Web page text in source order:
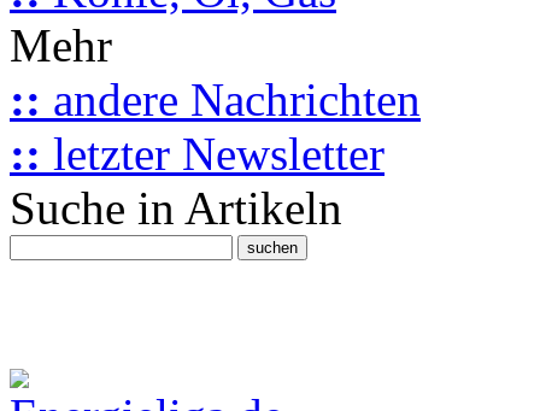
Mehr
:: andere Nachrichten
:: letzter Newsletter
Suche in Artikeln